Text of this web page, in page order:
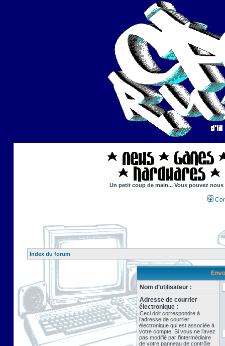
Un petit coup de main... Vous pouvez
Index du forum
Nom d’utilisateur :
Adresse de courrier
électronique :
Ceci doit correspondre à
l’adresse de courrier
électronique qui est associée à
votre compte. Si vous ne l’avez
pas modifié par l’intermédiaire
de votre panneau de contrôle